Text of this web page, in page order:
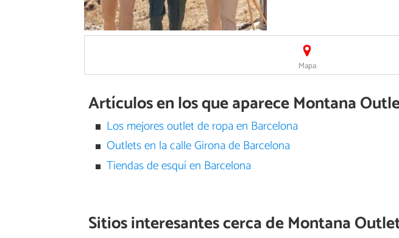
Mapa
Artículos en los que aparece Montana
Los mejores outlet de ropa en Barcelona
Outlets en la calle Girona de Barcelona
Tiendas de esquí en Barcelona
Sitios interesantes cerca deMontana